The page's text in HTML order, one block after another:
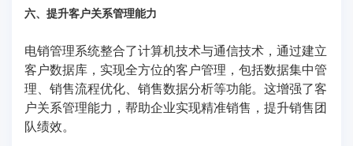
六、提升客户关系管理能力
电销管理系统整合了计算机技术与通信技术，通过建立
客户数据库，实现全方位的客户管理，包括数据集中管
理、销售流程优化、销售数据分析等功能。这增强了客
户关系管理能力，帮助企业实现精准销售，提升销售团
队绩效。